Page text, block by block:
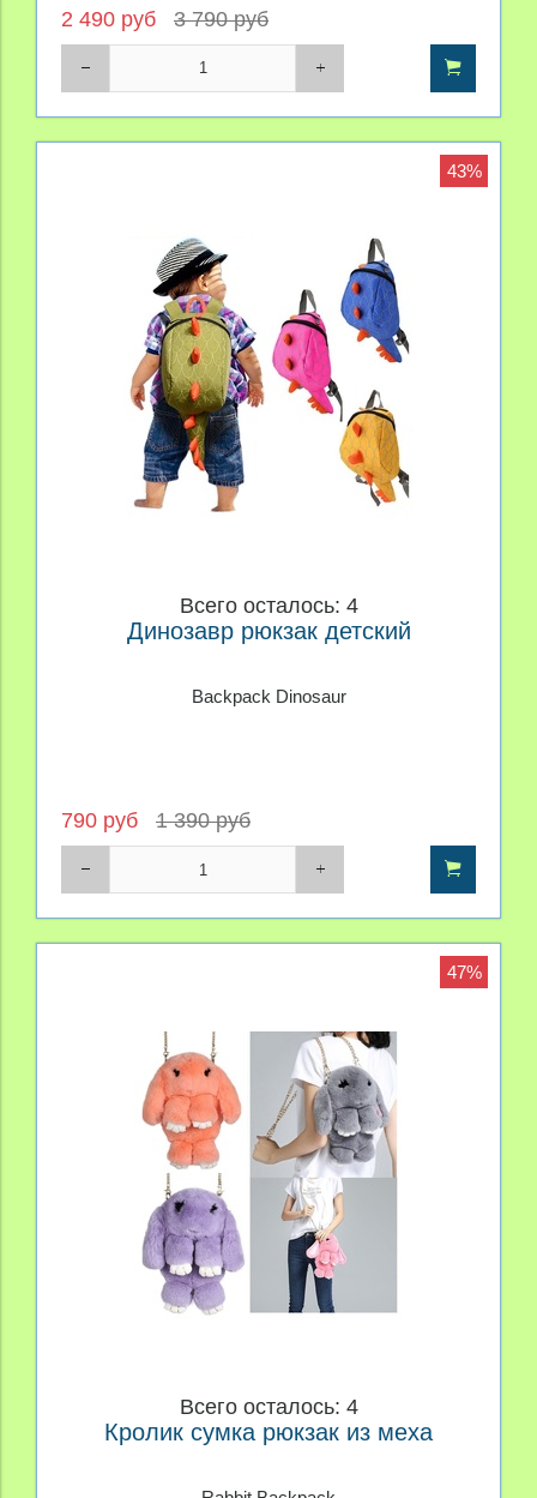
2 490 руб 3 790 руб
43%
Всего осталось: 4
Динозавр рюкзак детский
Backpack Dinosaur
790 руб 1 390 руб
47%
Всего осталось: 4
Кролик сумка рюкзак из меха